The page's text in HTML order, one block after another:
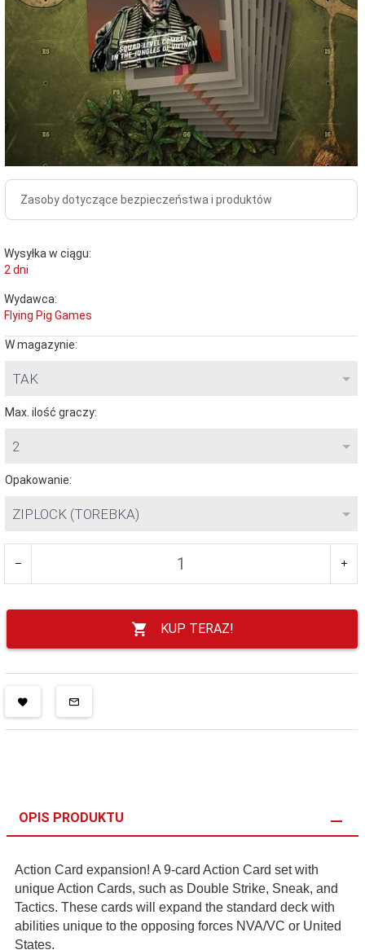
Zasoby dotyczące bezpieczeństwa i produktów
Wysyłka w ciągu:
2 dni
Wydawca:
Flying Pig Games
W magazynie:
TAK
Max. ilość graczy:
2
Opakowanie:
ZIPLOCK (TOREBKA)
KUP TERAZ!
OPIS PRODUKTU
Action Card expansion! A 9-card Action Card set with
unique Action Cards, such as Double Strike, Sneak, and
Tactics. These cards will expand the standard deck with
abilities unique to the opposing forces NVA/VC or United
States.